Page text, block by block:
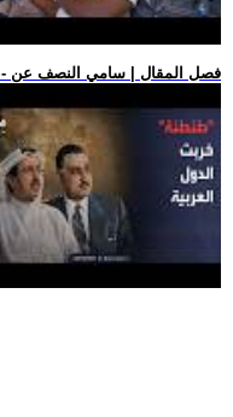
.. فصل المقال | سامي النصف عن -